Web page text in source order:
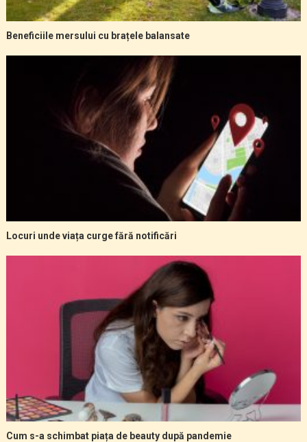
Beneficiile mersului cu brațele balansate
Locuri unde viața curge fără notificări
Cum s-a schimbat piața de beauty după pandemie